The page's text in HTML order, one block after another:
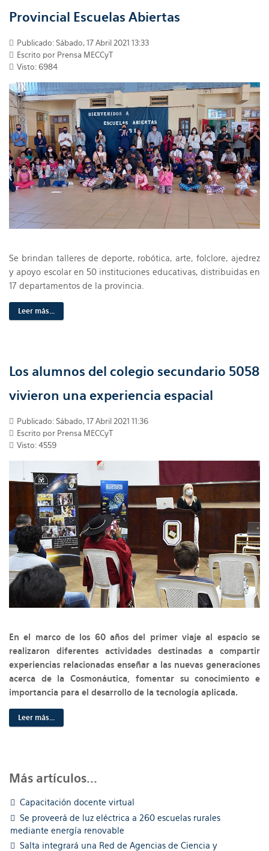
Provincial Escuelas Abiertas
Publicado: Sábado, 17 Abril 2021 13:33
Escrito por Prensa MECCyT
Visto: 6984
Se brindan talleres de deporte, robótica, arte, folclore, ajedrez
y apoyo escolar en 50 instituciones educativas, distribuidas en
17 departamentos de la provincia.
Leer más...
Los alumnos del colegio secundario 5058
vivieron una experiencia espacial
Publicado: Sábado, 17 Abril 2021 11:36
Escrito por Prensa MECCyT
Visto: 4559
En el marco de los 60 años del primer viaje al espacio se
realizaron diferentes actividades destinadas a compartir
experiencias relacionadas enseñar a las nuevas generaciones
acerca de la Cosmonáutica, fomentar su conocimiento e
importancia para el desarrollo de la tecnología aplicada.
Leer más...
Más artículos...
Capacitación docente virtual
Se proveerá de luz eléctrica a 260 escuelas rurales
mediante energía renovable
Salta integrará una Red de Agencias de Ciencia y